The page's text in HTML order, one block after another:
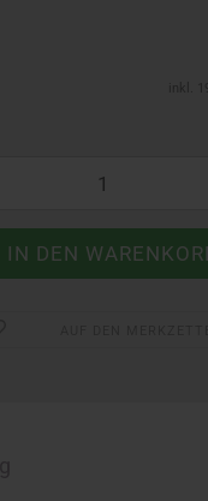
es jedoch zu längeren